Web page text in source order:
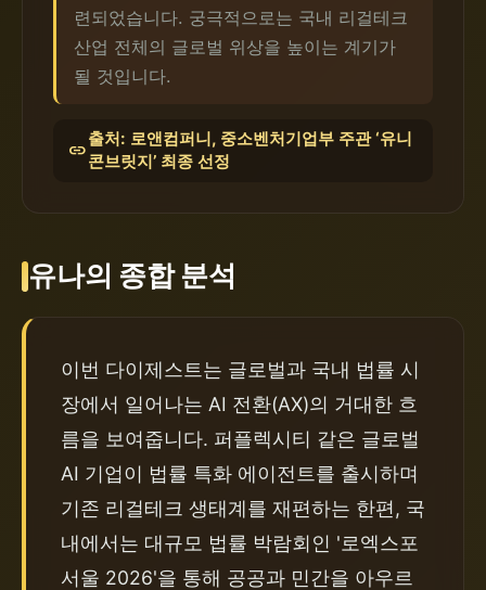
련되었습니다. 궁극적으로는 국내 리걸테크
산업 전체의 글로벌 위상을 높이는 계기가
될 것입니다.
link
출처: 로앤컴퍼니, 중소벤처기업부 주관 ‘유니
콘브릿지’ 최종 선정
유나의 종합 분석
이번 다이제스트는 글로벌과 국내 법률 시
장에서 일어나는 AI 전환(AX)의 거대한 흐
름을 보여줍니다. 퍼플렉시티 같은 글로벌
AI 기업이 법률 특화 에이전트를 출시하며
기존 리걸테크 생태계를 재편하는 한편, 국
내에서는 대규모 법률 박람회인 '로엑스포
서울 2026'을 통해 공공과 민간을 아우르